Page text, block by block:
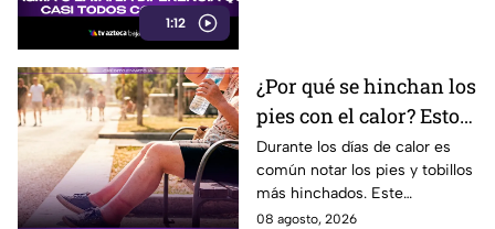
1:12
¿Por qué se hinchan los
pies con el calor? Esto
le pasa a tu cuerpo
durante los días
calurosos
Durante los días de calor es
común notar los pies y tobillos
más hinchados. Este
fenómeno, conocido como
08 agosto, 2026